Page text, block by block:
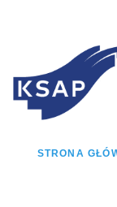
STRONA